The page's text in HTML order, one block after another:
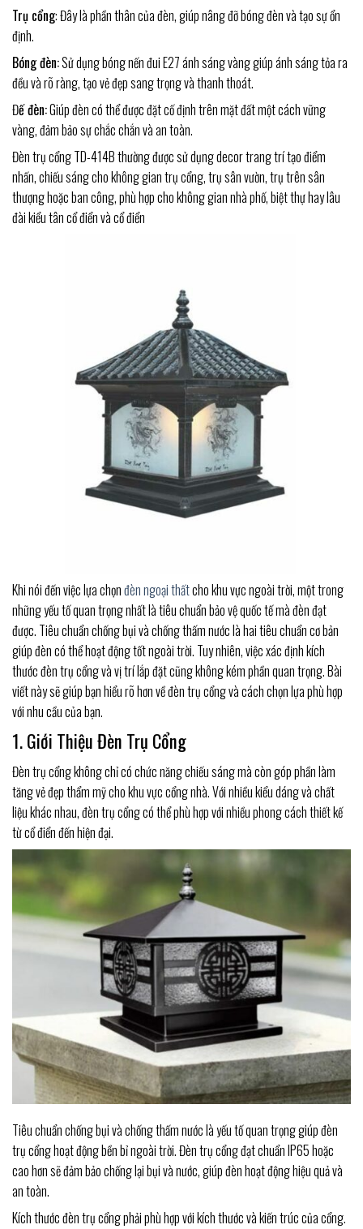
Trụ cổng: Đây là phần thân của đèn, giúp nâng đỡ bóng đèn và tạo sự ổn
định.
Bóng đèn:Sử dụng bóng nến đui E27 ánh sáng vàng giúp ánh sáng tỏa ra
đều và rõ ràng, tạo vẻ đẹp sang trọng và thanh thoát.
Đế đèn:Giúp đèn có thể được đặt cố định trên mặt đất một cách vững
vàng, đảm bảo sự chắc chắn và an toàn.
Đèn trụ cổng TD-414B thường được sử dụng decor trang trí tạo điểm
nhấn, chiếu sáng cho không gian trụ cổng, trụ sân vườn, trụ trên sân
thượng hoặc ban công, phù hợp cho không gian nhà phố, biệt thự hay lâu
đài kiểu tân cổ điển và cổ điển
Khi nói đến việc lựa chọnđèn ngoại thấtcho khu vực ngoài trời, một trong
những yếu tố quan trọng nhất là tiêu chuẩn bảo vệ quốc tế mà đèn đạt
được. Tiêu chuẩn chống bụi và chống thấm nước là hai tiêu chuẩn cơ bản
giúp đèn có thể hoạt động tốt ngoài trời. Tuy nhiên, việc xác định kích
thước đèn trụ cổng và vị trí lắp đặt cũng không kém phần quan trọng. Bài
viết này sẽ giúp bạn hiểu rõ hơn về đèn trụ cổng và cách chọn lựa phù hợp
với nhu cầu của bạn.
1. Giới Thiệu Đèn Trụ Cổng
Đèn trụ cổng không chỉ có chức năng chiếu sáng mà còn góp phần làm
tăng vẻ đẹp thẩm mỹ cho khu vực cổng nhà. Với nhiều kiểu dáng và chất
liệu khác nhau, đèn trụ cổng có thể phù hợp với nhiều phong cách thiết kế
từ cổ điển đến hiện đại.
Tiêu chuẩn chống bụi và chống thấm nước là yếu tố quan trọng giúp đèn
trụ cổng hoạt động bền bỉ ngoài trời. Đèn trụ cổng đạt chuẩn IP65 hoặc
cao hơn sẽ đảm bảo chống lại bụi và nước, giúp đèn hoạt động hiệu quả và
an toàn.
Kích thước đèn trụ cổng phải phù hợp với kích thước và kiến trúc của cổng.